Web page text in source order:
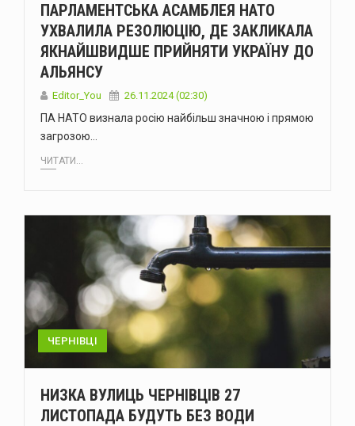
ПАРЛАМЕНТСЬКА АСАМБЛЕЯ НАТО
УХВАЛИЛА РЕЗОЛЮЦІЮ, ДЕ ЗАКЛИКАЛА
ЯКНАЙШВИДШЕ ПРИЙНЯТИ УКРАЇНУ ДО
АЛЬЯНСУ
Editor_You 26.11.2024 (02:30)
ПА НАТО визнала росію найбільш значною і прямою
загрозою…
ЧИТАТИ...
ЧЕРНІВЦІ
НИЗКА ВУЛИЦЬ ЧЕРНІВЦІВ 27
ЛИСТОПАДА БУДУТЬ БЕЗ ВОДИ